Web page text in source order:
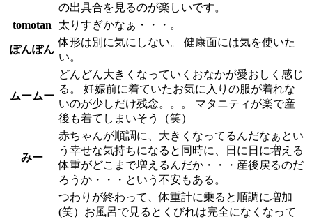
の出具合を見るのが楽しいです。
tomotan
太りすぎかなぁ・・・。
ぽんぽん
体形は別に気にしない。 健康面には気を使いた
い。
ムームー
どんどん大きくなっていくおなかが愛おしく感じ
る。 妊娠前に着ていたお気に入りの服が着れな
いのが少しだけ残念。。。 マタニティが楽で産
後も着てしまいそう（笑）
みー
赤ちゃんが順調に、大きくなってるんだなぁとい
う幸せな気持ちになると同時に、日に日に増える
体重がどこまで増えるんだか・・・産後戻るのだ
ろうか・・・という不安もある。
つわりが終わって、体重計に乗ると順調に増加
(笑）お風呂で見るとくびれは完全になくなって